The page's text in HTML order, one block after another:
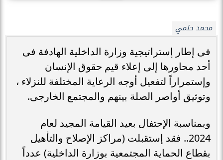
محمد حلمي
فى إطار إستراتيجية وزارة الداخلية الهادفة فى
أحد محاورها إلى إعلاء قيم حقوق الإنسان
وإستمراراً لتفعيل أوجه الرعاية المختلفة للنزلاء ،
وتوثيق أواصر الصلة بينهم والمجتمع الخارجى.
وبمناسبة الإحتفال بعيد القيامة المجيد لعام
2024.. فقد إستقبلت (مراكز الإصلاح والتأهيل
بقطاع الحماية المجتمعية بوزارة الداخلية) عدداً